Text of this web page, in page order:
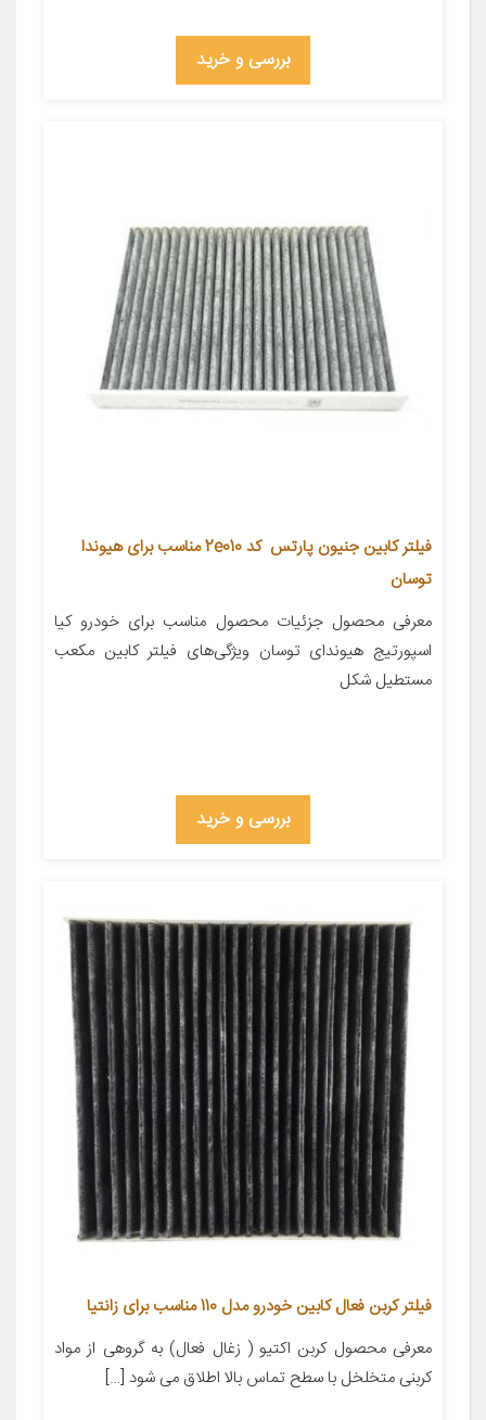
بررسی و خرید
فیلتر کابین جنیون پارتس کد 2e010 مناسب برای هیوندا
توسان
معرفی محصول جزئیات محصول مناسب برای خودرو کیا
اسپورتیج هیوندای توسان ویژگی‌های فیلتر کابین مکعب
مستطیل شکل
بررسی و خرید
فیلتر کربن فعال کابین خودرو مدل 110 مناسب برای زانتیا
معرفی محصول کربن اکتیو ( زغال فعال) به گروهی از مواد
کربنی متخلخل با سطح تماس بالا اطلاق می شود […]